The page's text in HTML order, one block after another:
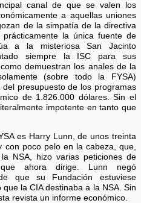
canal de que se valen los
a aquellas uniones
de la simpatía de la directiva
la única fuente de
a la misteriosa San Jacinto
siempre la ISC para sus
demuestran los anales de la
(sobre todo la FYSA)
presupuesto de los programas
de 1.826.000 dólares. Sin el
impotente en tanto que
es Harry Lunn, de unos treinta
poco pelo en la cabeza, que,
NSA, hizo varias peticiones de
ahora dirige. Lunn negó
que su Fundación estuviese
la CIA destinaba a la NSA. Sin
revista un informe económico.